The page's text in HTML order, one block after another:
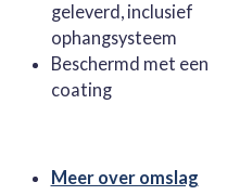
geleverd, inclusief
ophangsysteem
Beschermd met een
coating
Meer over omslag